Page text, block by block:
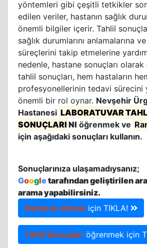
yöntemleri gibi çeşitli tetkikler
edilen veriler, hastanın sağlık
önemli bilgiler içerir. Tahlil
sağlık durumlarını anlamalarına
süreçlerini takip etmelerine
nedenle, hastane sonuçları olarak
tahlil sonuçları, hem hastaların
profesyonellerinin tedavi sürecini
önemli bir rol oynar. Nevşehir
Hastanesi LABORATUVAR
SONUÇLARI NI öğrenmek ve
için aşağıdaki sonuçları kullanın.
Sonuçlarınıza ulaşamadıysanız;
Googletarafından geliştirilen
arama yapabilirsiniz.
Randevu Almak için TIKLA!
Tahlil Sonuçları öğrenmek için